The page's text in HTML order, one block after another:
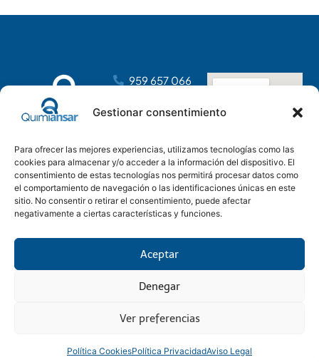
Gestionar consentimiento
Para ofrecer las mejores experiencias, utilizamos tecnologías como las
cookies para almacenar y/o acceder a la información del dispositivo. El
consentimiento de estas tecnologías nos permitirá procesar datos como
el comportamiento de navegación o las identificaciones únicas en este
sitio. No consentir o retirar el consentimiento, puede afectar
negativamente a ciertas características y funciones.
Aceptar
Denegar
Ver preferencias
Política CookiesPolítica PrivacidadAviso Legal
959 657 066
Tartessos, C.
C, nave 14
21610 San Juan
del Puerto,
Huelva
Política Privacidad
Onutactil Soluciones Tecnológicas & Marketing Digital